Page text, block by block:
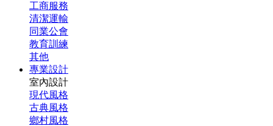
工商服務
清潔運輸
同業公會
教育訓練
其他
專業設計
室內設計
現代風格
古典風格
鄉村風格